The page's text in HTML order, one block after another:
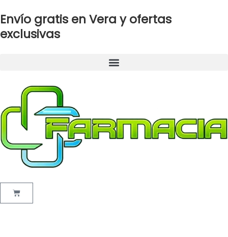
al
contenido
Envío gratis en Vera y ofertas
exclusivas
Cart